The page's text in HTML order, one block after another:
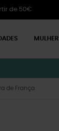
de 50€
MULHER
de França